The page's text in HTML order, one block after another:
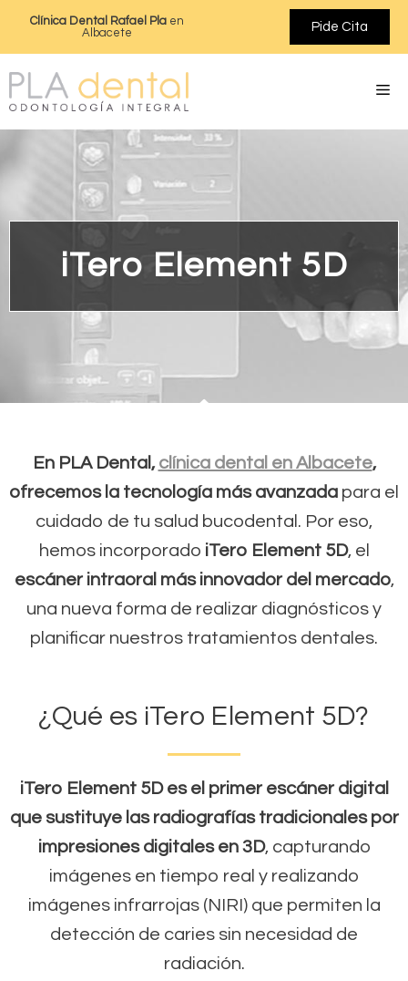
Clínica Dental Rafael Plaen
Albacete
Pide Cita
iTero Element 5D
En PLA Dental, clínica dental en Albacete,
ofrecemos la tecnología más avanzada para el
cuidado de tu salud bucodental. Por eso,
hemos incorporado iTero Element 5D, el
escáner intraoral más innovador del mercado,
una nueva forma de realizar diagnósticos y
planificar nuestros tratamientos dentales.
¿Qué es iTero Element 5D?
iTero Element 5D es el primer escáner digital
que sustituye las radiografías tradicionales por
impresiones digitales en 3D, capturando
imágenes en tiempo real y realizando
imágenes infrarrojas (NIRI) que permiten la
detección de caries sin necesidad de
radiación.